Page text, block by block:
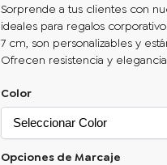
Sorprende a tus clientes con
ideales para regalos
7 cm, son personalizables y
Ofrecen resistencia y
Color
Opciones de Marcaje